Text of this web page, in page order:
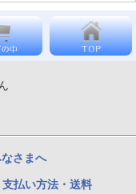
さまへ
支払い方法・送料